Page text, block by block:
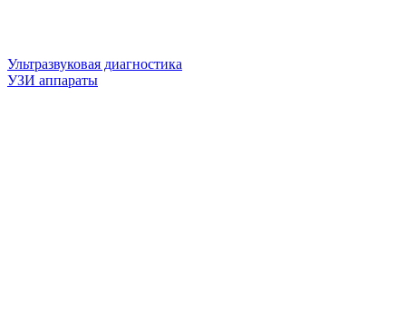
Ультразвуковая диагностика
УЗИ аппараты